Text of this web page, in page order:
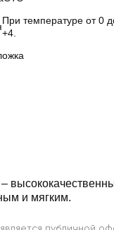
При температуре от 0
+4.
–
и мягким.